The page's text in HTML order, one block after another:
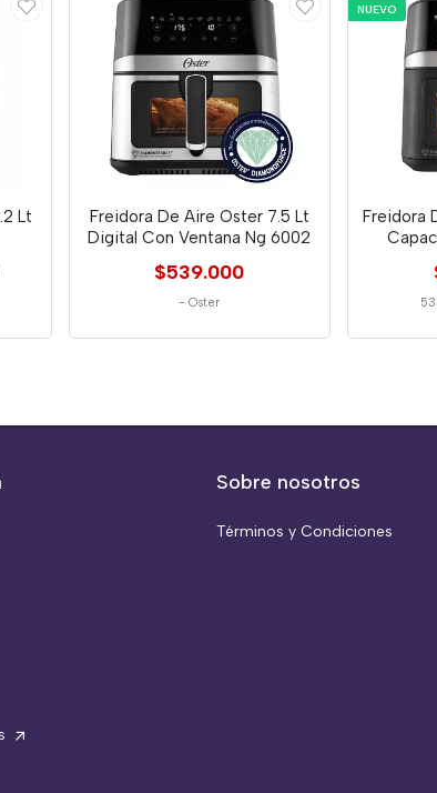
Lt
Freidora De Aire Oster 7.5 Lt
Digital Con Ventana Ng 6002
$539.000
-Oster
NUEVO
Freidora
Sobre nosotros
Términos y Condiciones